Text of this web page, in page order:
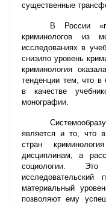
существенные
В России
криминологов из
исследованиях в
снизило уровень
криминология
тенденции тем, что в
в качестве
монографии.
является и то, что
стран
дисциплинам, а
социологии.
материальный
позволяют ему